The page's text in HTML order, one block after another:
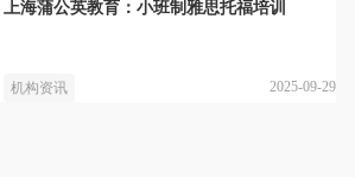
上海蒲公英教育：小班制雅思托福培训
机构资讯 2025-09-29